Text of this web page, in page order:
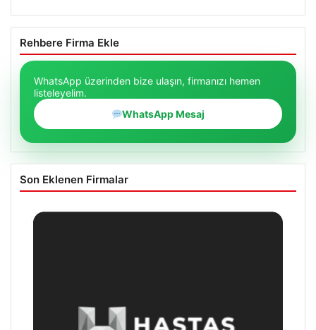
Rehbere Firma Ekle
WhatsApp üzerinden bize ulaşın, firmanızı hemen
listeleyelim.
WhatsApp Mesaj
Son Eklenen Firmalar